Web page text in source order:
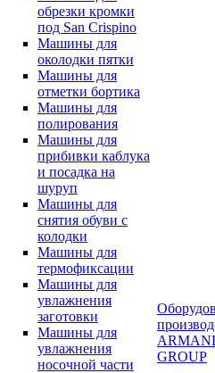
обрезки кромки
под San Crispino
Машины для
околодки пятки
Машины для
отметки бортика
Машины для
полирования
Машины для
прибивки каблука
и посадка на
шуруп
Машины для
снятия обуви с
колодки
Машины для
термофиксации
Машины для
увлажнения
заготовки
Машины для
увлажнения
носочной части
GROUP